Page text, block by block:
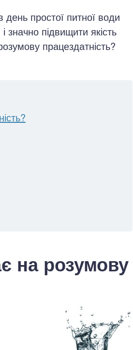
день простої питної води
підвищити якість
працездатність?
на розумову